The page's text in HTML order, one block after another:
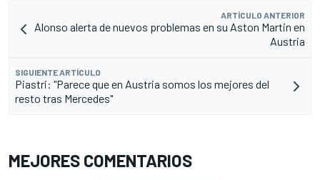
ARTÍCULO ANTERIOR
Alonso alerta de nuevos problemas en su Aston Martin en
Austria
SIGUIENTE ARTÍCULO
Piastri: "Parece que en Austria somos los mejores del
resto tras Mercedes"
MEJORES COMENTARIOS